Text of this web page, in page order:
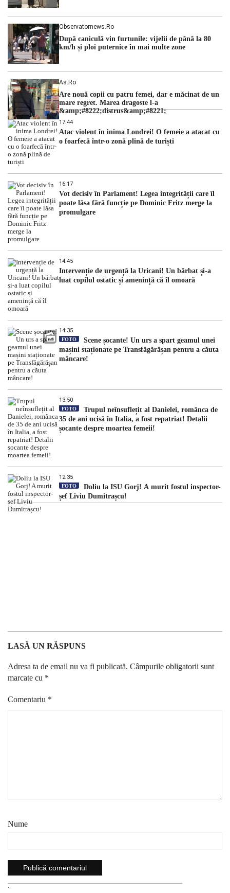
Observatornews.ro
După caniculă vin furtunile: vijelii de până la 80
km/h și ploi puternice în mai multe zone
As.ro
Are nouă copii cu patru femei, dar e măcinat de un
mare regret. Marea dragoste l-a
&amp;#8222;distrus&amp;#8221;
17:44
Atac violent în inima Londrei! O femeie a atacat cu
o foarfecă într-o zonă plină de turiști
16:17
Vot decisiv în Parlament! Legea integrității care îl
poate lăsa fără funcție pe Dominic Fritz merge la
promulgare
14:45
Intervenție de urgență la Uricani! Un bărbat și-a
luat copilul ostatic și amenință că îl omoară
14:35
FOTO
Scene șocante! Un urs a spart geamul unei
mașini staționate pe Transfăgărășan pentru a căuta
mâncare!
13:50
FOTO
Trupul neînsuflețit al Danielei, românca de
35 de ani ucisă în Italia, a fost repatriat! Detalii
șocante despre moartea femeii!
12:35
FOTO
Doliu la ISU Gorj! A murit fostul inspector-
șef Liviu Dumitrașcu!
LASĂ UN RĂSPUNS
Adresa ta de email nu va fi publicată. Câmpurile obligatorii sunt
marcate cu *
Comentariu *
Nume
`